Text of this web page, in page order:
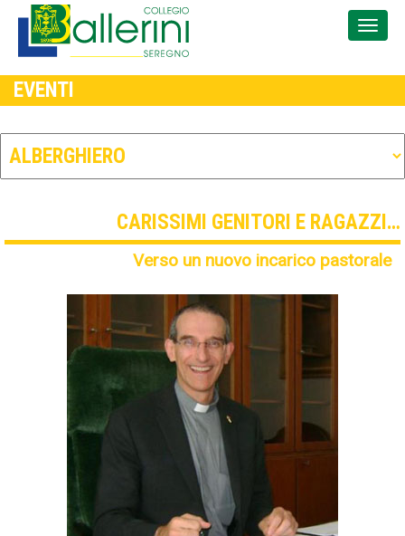
EVENTI
CARISSIMI GENITORI E RAGAZZI…
Verso un nuovo incarico pastorale